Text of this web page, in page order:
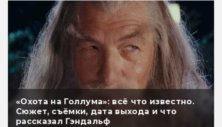
«Охота на Голлума»: всё что известно.
Сюжет, съёмки, дата выхода и что
рассказал Гэндальф